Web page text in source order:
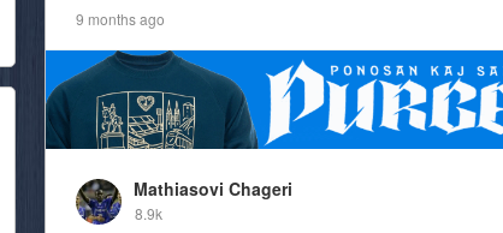
9 months ago
Mathiasovi Chageri
8.9k